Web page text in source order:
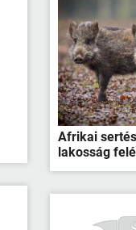
Afrikai
lakosság felé